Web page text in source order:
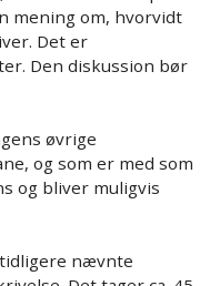
mening om, hvorvidt
Det er
Den diskussion bør
øvrige
og som er med som
og bliver muligvis
nævnte